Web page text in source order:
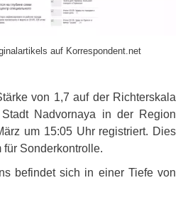
auf Korrespondent.net
von 1,7 auf der Richterskala
Nadvornaya in der Region
um 15:05 Uhr registriert. Dies
für Sonderkontrolle.
befindet sich in einer Tiefe von